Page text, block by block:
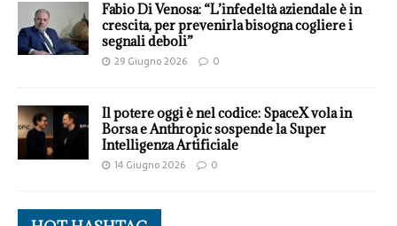
Fabio Di Venosa: “L’infedeltà aziendale è in
crescita, per prevenirla bisogna cogliere i
segnali deboli”
29 Giugno 2026 0
Il potere oggi è nel codice: SpaceX vola in
Borsa e Anthropic sospende la Super
Intelligenza Artificiale
14 Giugno 2026 0